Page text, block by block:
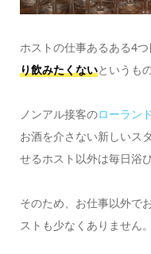
ホストの仕事あるある4つ
り飲みたくないというもの
ノンアル接客のローランド
お酒を介さない新しいス
せるホスト以外は毎日浴
そのため、お仕事以外で
ストも少なくありません。